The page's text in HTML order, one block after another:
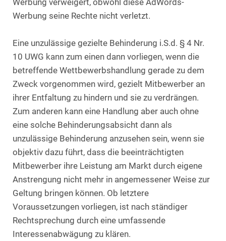
Werbung verweigert, obwohl diese AdWords-
Werbung seine Rechte nicht verletzt.
Eine unzulässige gezielte Behinderung i.S.d. § 4 Nr.
10 UWG kann zum einen dann vorliegen, wenn die
betreffende Wettbewerbshandlung gerade zu dem
Zweck vorgenommen wird, gezielt Mitbewerber an
ihrer Entfaltung zu hindern und sie zu verdrängen.
Zum anderen kann eine Handlung aber auch ohne
eine solche Behinderungsabsicht dann als
unzulässige Behinderung anzusehen sein, wenn sie
objektiv dazu führt, dass die beeinträchtigten
Mitbewerber ihre Leistung am Markt durch eigene
Anstrengung nicht mehr in angemessener Weise zur
Geltung bringen können. Ob letztere
Voraussetzungen vorliegen, ist nach ständiger
Rechtsprechung durch eine umfassende
Interessenabwägung zu klären.